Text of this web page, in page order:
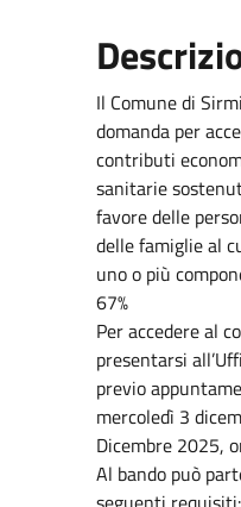
Il Comune di
domanda per
contributi
sanitarie
favore delle
delle famiglie al
uno o più
67%
Per accedere al
presentarsi
previo
mercoledì 3
Dicembre 2025,
Al bando può